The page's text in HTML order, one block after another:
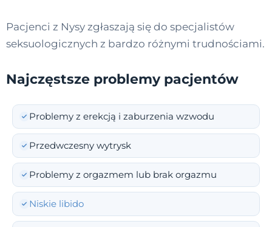
Pacjenci z Nysy zgłaszają się do specjalistów
seksuologicznych z bardzo różnymi trudnościami.
Najczęstsze problemy pacjentów
Problemy z erekcją i zaburzenia wzwodu
Przedwczesny wytrysk
Problemy z orgazmem lub brak orgazmu
Niskie libido